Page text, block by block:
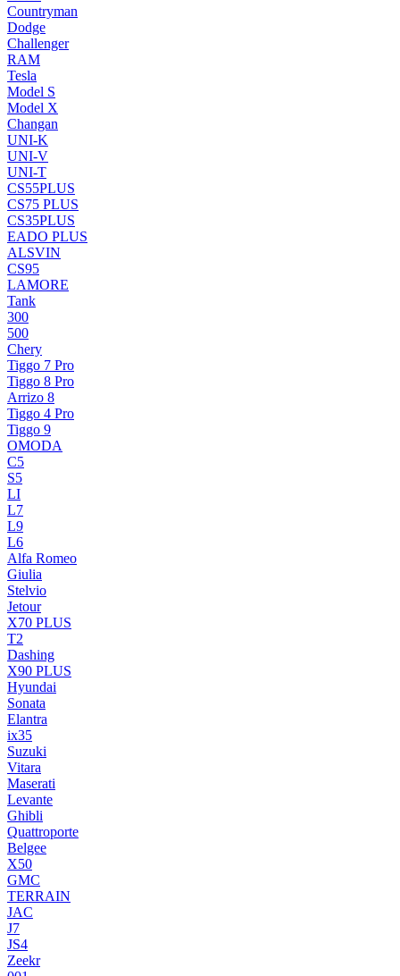
Countryman
Dodge
Challenger
RAM
Tesla
Model S
Model X
Changan
UNI-K
UNI-V
UNI-T
CS55PLUS
CS75 PLUS
CS35PLUS
EADO PLUS
ALSVIN
CS95
LAMORE
Tank
300
500
Chery
Tiggo 7 Pro
Tiggo 8 Pro
Arrizo 8
Tiggo 4 Pro
Tiggo 9
OMODA
C5
S5
LI
L7
L9
L6
Alfa Romeo
Giulia
Stelvio
Jetour
X70 PLUS
T2
Dashing
X90 PLUS
Hyundai
Sonata
Elantra
ix35
Suzuki
Vitara
Maserati
Levante
Ghibli
Quattroporte
Belgee
X50
GMC
TERRAIN
JAC
J7
JS4
Zeekr